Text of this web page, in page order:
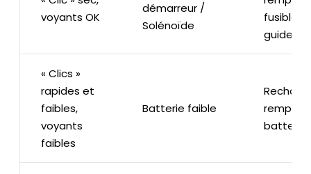
voyants OK
démarreur /
Solénoïde
fusible
guide).
« Clics »
rapides et
faibles,
voyants
faibles
Batterie faible
batterie.